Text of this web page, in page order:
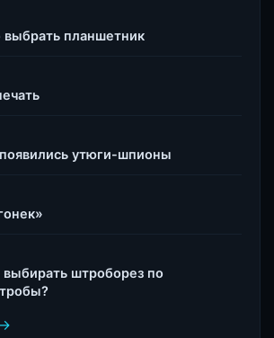
выбрать планшетник
утюги-шпионы
штроборез по